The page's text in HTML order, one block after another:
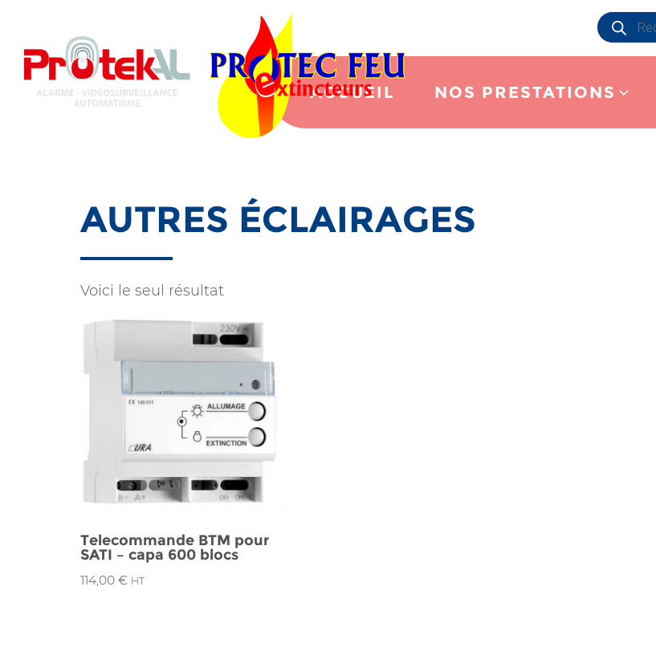
principal
Recherche
de
produits
ACCUEIL NOS PRESTATIONS
AUTRES ÉCLAIRAGES
Voici le seul résultat
Telecommande BTM pour
SATI – capa 600 blocs
114,00 € HT